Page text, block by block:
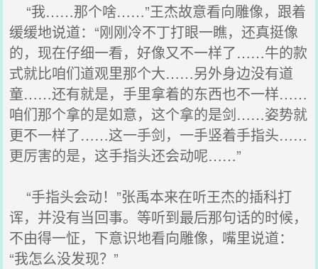
“我……那个啥……”王杰故意看向雕像，跟着
缓缓地说道：“刚刚冷不丁打眼一瞧，还真挺像
的，现在仔细一看，好像又不一样了……牛的款
式就比咱们道观里那个大……另外身边没有道
童……还有就是，手里拿着的东西也不一样……
咱们那个拿的是如意，这个拿的是剑……姿势就
更不一样了……这一手剑，一手竖着手指头……
更厉害的是，这手指头还会动呢……”
“手指头会动！”张禹本来在听王杰的插科打
诨，并没有当回事。等听到最后那句话的时候，
不由得一怔，下意识地看向雕像，嘴里说道：
“我怎么没发现？”